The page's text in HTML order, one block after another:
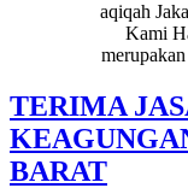
aqiqah
Kami
TERIMA
BARAT